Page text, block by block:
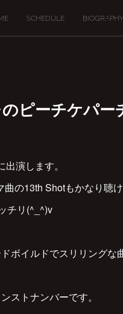
SCHEDULE BIOGRAPHY
ピーチケパー
演します。‬
の13th Shotもかなり聴け
チリ(^_^)v‬
ボイルドでスリリングな曲
ストナンバーです。